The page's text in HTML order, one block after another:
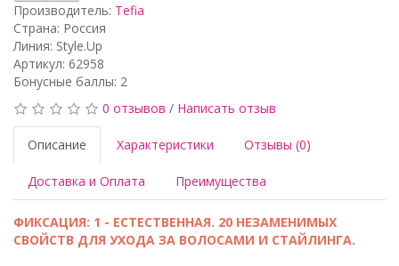
Производитель: Tefia
Страна: Россия
Линия: Style.Up
Артикул: 62958
Бонусные баллы: 2
0 отзывов / Написать отзыв
Описание Характеристики Отзывы (0)
Доставка и Оплата Преимущества
ФИКСАЦИЯ: 1 - ЕСТЕСТВЕННАЯ. 20 НЕЗАМЕНИМЫХ
СВОЙСТВ ДЛЯ УХОДА ЗА ВОЛОСАМИ И СТАЙЛИНГА.